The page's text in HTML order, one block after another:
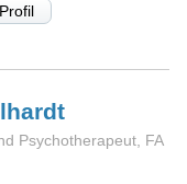
Psychotherapeut, FA